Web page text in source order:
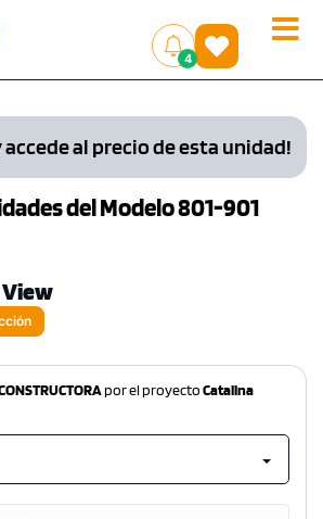
Toggle
4
()
accede al precio de esta unidad!
del Modelo 801-901
por el proyectoCatalina